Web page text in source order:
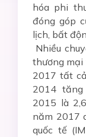
hóa phi
đóng góp
lịch, bất
Nhiều
thương mại
2017 tất
2014 tăng
2015 là
năm 2017
quốc tế